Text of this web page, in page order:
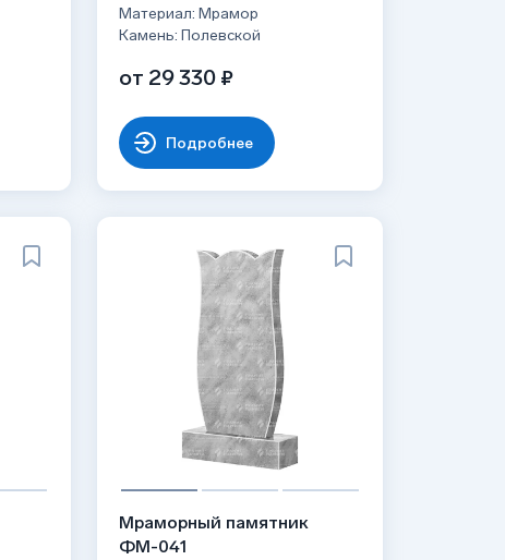
Материал: Мрамор
Камень: Полевской
от 29 330 ₽
Подробнее
Мраморный памятник
ФМ-041